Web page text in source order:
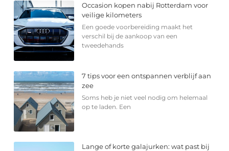
Occasion kopen nabij Rotterdam voor
veilige kilometers
Een goede voorbereiding maakt het
verschil bij de aankoop van een
tweedehands
7 tips voor een ontspannen verblijf aan
zee
Soms heb je niet veel nodig om helemaal
op te laden. Een
Lange of korte galajurken: wat past bij